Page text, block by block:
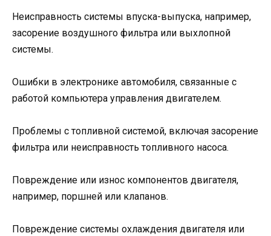
Неисправность системы впуска-выпуска, например,
засорение воздушного фильтра или выхлопной
системы.
Ошибки в электронике автомобиля, связанные с
работой компьютера управления двигателем.
Проблемы с топливной системой, включая засорение
фильтра или неисправность топливного насоса.
Повреждение или износ компонентов двигателя,
например, поршней или клапанов.
Повреждение системы охлаждения двигателя или